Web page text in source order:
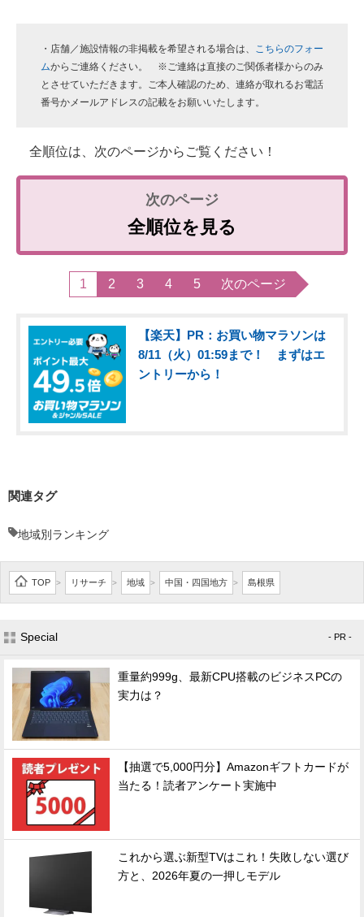
・店舗／施設情報の非掲載を希望される場合は、 こちらのフォー
ムからご連絡ください。 ※ご連絡は直接のご関係者様からのみ
とさせていただきます。ご本人確認のため、連絡が取れるお電話
番号かメールアドレスの記載をお願いいたします。
全順位は、次のページからご覧ください！
全順位を見る
1 2 3 4 5 次のページ
【楽天】PR：お買い物マラソンは
8/11（火）01:59まで！ まずはエ
ントリーから！
関連タグ
地域別ランキング
TOP > リサーチ > 地域 > 中国・四国地方 > 島根県
Special - PR -
重量約999g、最新CPU搭載のビジネスPCの
実力は？
【抽選で5,000円分】Amazonギフトカードが
当たる！読者アンケート実施中
これから選ぶ新型TVはこれ！失敗しない選び
方と、2026年夏の一押しモデル